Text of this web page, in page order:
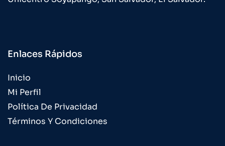
Enlaces Rápidos
Inicio
Mi Perfil
Política De Privacidad
Términos Y Condiciones